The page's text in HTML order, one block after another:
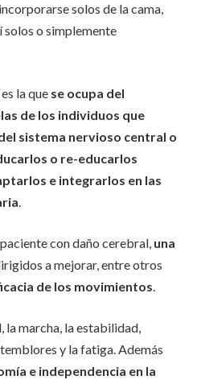
solos de la cama,
solos o simplemente
la que se ocupa del
de los individuos que
sistema nervioso central o
o re-educarlos
e integrarlos en las
.
con daño cerebral, una
a mejorar, entre otros
de los movimientos.
marcha, la estabilidad,
y la fatiga. Además
e independencia en la